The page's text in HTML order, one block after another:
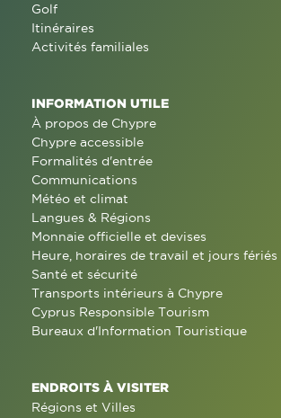
Golf
Itinéraires
Activités familiales
INFORMATION UTILE
À propos de Chypre
Chypre accessible
Formalités d'entrée
Communications
Météo et climat
Langues & Régions
Monnaie officielle et devises
Heure, horaires de travail et jours fériés
Santé et sécurité
Transports intérieurs à Chypre
Cyprus Responsible Tourism
Bureaux d'Information Touristique
ENDROITS À VISITER
Régions et Villes